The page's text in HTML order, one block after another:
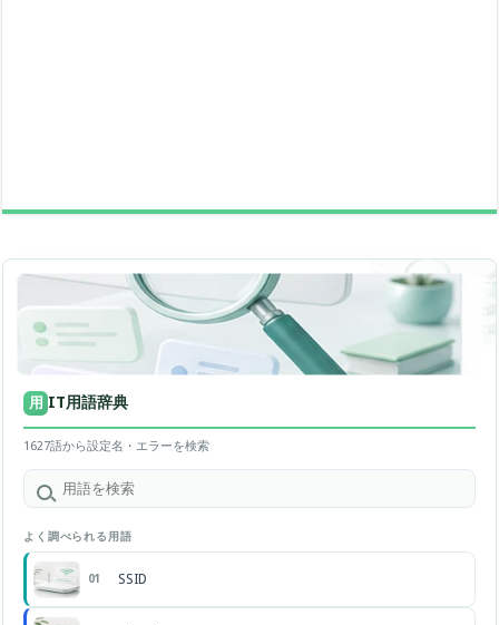
用 IT用語辞典
1627語から設定名・エラーを検索
よく調べられる用語
01 SSID